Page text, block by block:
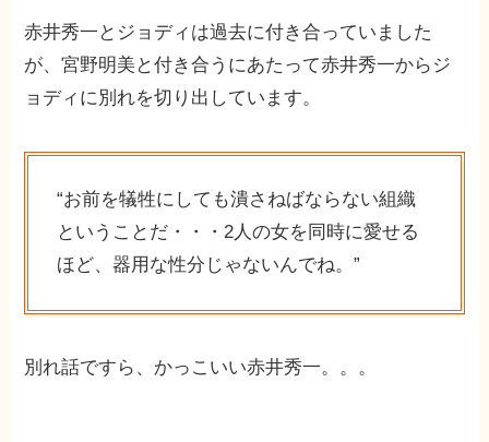
赤井秀一とジョディは過去に付き合っていました
が、宮野明美と付き合うにあたって赤井秀一からジ
ョディに別れを切り出しています。
“お前を犠牲にしても潰さねばならない組織
ということだ・・・2人の女を同時に愛せる
ほど、器用な性分じゃないんでね。”
別れ話ですら、かっこいい赤井秀一。。。